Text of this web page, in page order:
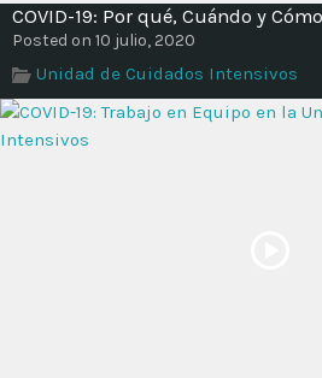
COVID-19: Por qué, Cuándo y
Posted on 10 julio, 2020
Unidad de Cuidados Intensivos